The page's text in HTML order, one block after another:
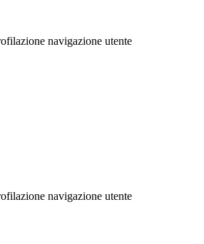
navigazione utente
navigazione utente